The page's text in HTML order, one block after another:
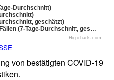
Durchschnitt)
geschätzt)
(7-Tage-Durchschnitt, ges…
Highcharts.com
von bestätigten COVID-19